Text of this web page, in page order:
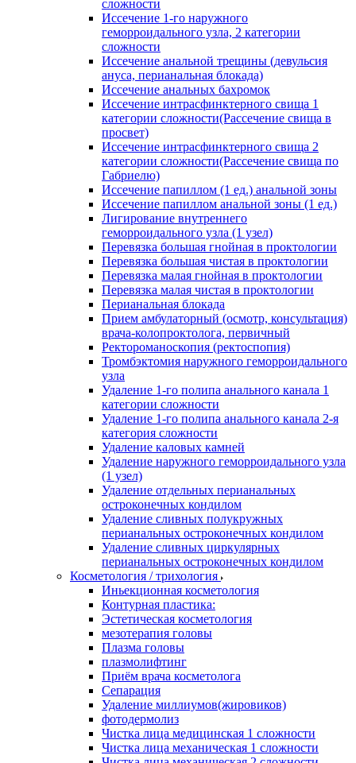
сложности
Иссечение 1-го наружного
геморроидального узла, 2 категории
сложности
Иссечение анальной трещины (девульсия
ануса, перианальная блокада)
Иссечение анальных бахромок
Иссечение интрасфинктерного свища 1
категории сложности(Рассечение свища в
просвет)
Иссечение интрасфинктерного свища 2
категории сложности(Рассечение свища по
Габриелю)
Иссечение папиллом (1 ед.) анальной зоны
Иссечение папиллом анальной зоны (1 ед.)
Лигирование внутреннего
геморроидального узла (1 узел)
Перевязка большая гнойная в проктологии
Перевязка большая чистая в проктологии
Перевязка малая гнойная в проктологии
Перевязка малая чистая в проктологии
Перианальная блокада
Прием амбулаторный (осмотр, консультация)
врача-колопроктолога, первичный
Ректороманоскопия (ректоспопия)
Тромбэктомия наружного геморроидального
узла
Удаление 1-го полипа анального канала 1
категории сложности
Удаление 1-го полипа анального канала 2-я
категория сложности
Удаление каловых камней
Удаление наружного геморроидального узла
(1 узел)
Удаление отдельных перианальных
остроконечных кондилом
Удаление сливных полукружных
перианальных остроконечных кондилом
Удаление сливных циркулярных
перианальных остроконечных кондилом
Косметология / трихология
Иньекционная косметология
Контурная пластика:
Эстетическая косметология
мезотерапия головы
Плазма головы
плазмолифтинг
Приём врача косметолога
Сепарация
Удаление миллиумов(жировиков)
фотодермолиз
Чистка лица медицинская 1 сложности
Чистка лица механическая 1 сложности